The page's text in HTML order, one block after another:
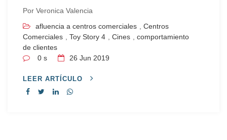
Por Veronica Valencia
afluencia a centros comerciales
Centros
Comerciales
Toy Story 4 Cines
comportamiento
de clientes
0 s
26 Jun 2019
LEER ARTÍCULO